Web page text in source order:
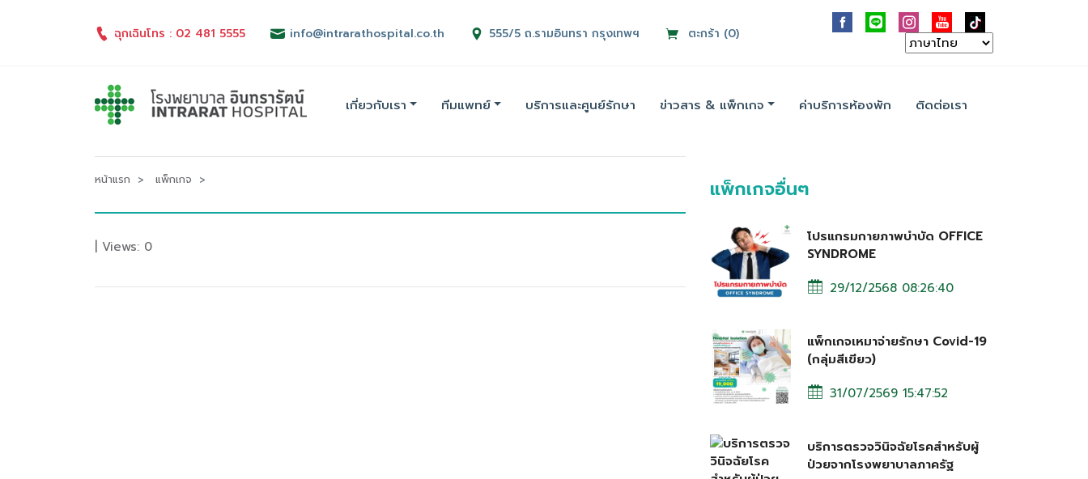
ฉุกเฉินโทร : 02 481 5555 info@intrarathospital.co.th 555/5 ถ.รามอินทรา กรุงเทพฯ ตะกร้า (0)
เกี่ยวกับเรา ทีมแพทย์ บริการและศูนย์รักษา ข่าวสาร & แพ็กเกจ ค่าบริการห้องพัก ติดต่อเรา
หน้าแรก แพ็กเกจ
| Views: 0
แพ็กเกจอื่นๆ
โปรแกรมกายภาพบำบัด OFFICE
SYNDROME
29/12/2568 08:26:40
แพ็กเกจเหมาจ่ายรักษา Covid-19
(กลุ่มสีเขียว)
31/07/2569 15:47:52
บริการตรวจวินิจฉัยโรคสำหรับผู้
ป่วยจากโรงพยาบาลภาครัฐ